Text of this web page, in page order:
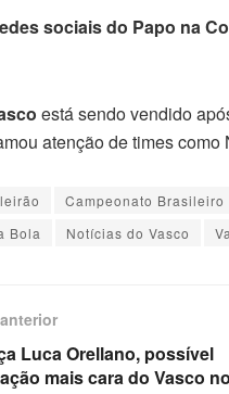
sociais do Papo na
está sendo vendido
atenção de times
Campeonato Brasileiro
Bola
Notícias do Vasco
Luca Orellano, possível
mais cara do Vasco